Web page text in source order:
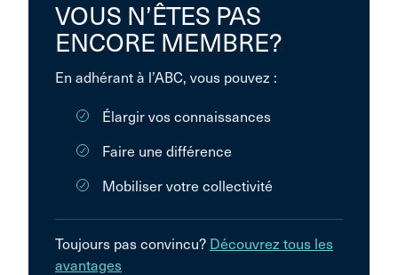
VOUS N’ÊTES PAS
ENCORE MEMBRE?
En adhérant à l’ABC, vous pouvez :
Élargir vos connaissances
Faire une différence
Mobiliser votre collectivité
Toujours pas convincu? Découvrez tous les
avantages